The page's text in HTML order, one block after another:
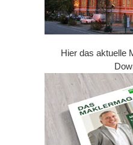
Hier das aktuelle